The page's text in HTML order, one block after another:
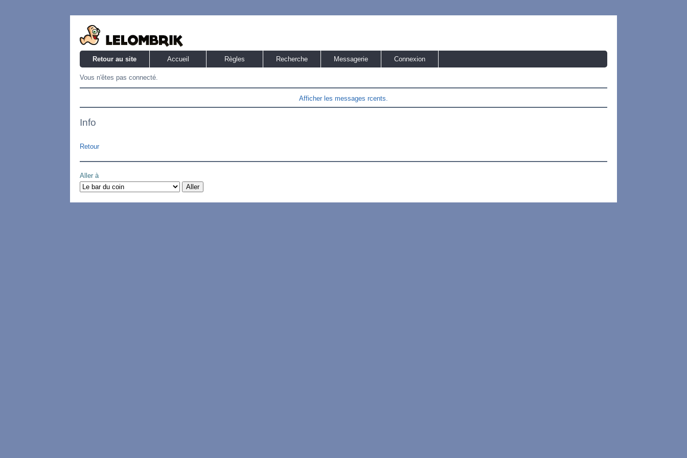
Retour au site Accueil Règles Recherche Messagerie Connexion
Vous n'êtes pas connecté.
Afficher les messages rcents.
Info
Retour
Aller à